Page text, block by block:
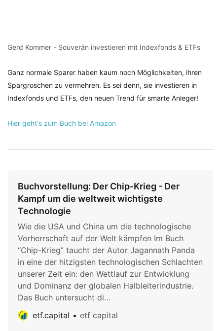
Gerd Kommer - Souverän investieren mit Indexfonds & ETFs
Ganz normale Sparer haben kaum noch Möglichkeiten, ihren
Spargroschen zu vermehren. Es sei denn, sie investieren in
Indexfonds und ETFs, den neuen Trend für smarte Anleger!
Hier geht's zum Buch bei Amazon
Buchvorstellung: Der Chip-Krieg - Der
Kampf um die weltweit wichtigste
Technologie
Wie die USA und China um die technologische
Vorherrschaft auf der Welt kämpfen Im Buch
“Chip-Krieg” taucht der Autor Jagannath Panda
in eine der hitzigsten technologischen Schlachten
unserer Zeit ein: den Wettlauf zur Entwicklung
und Dominanz der globalen Halbleiterindustrie.
Das Buch untersucht di…
etf.capital
etf capital